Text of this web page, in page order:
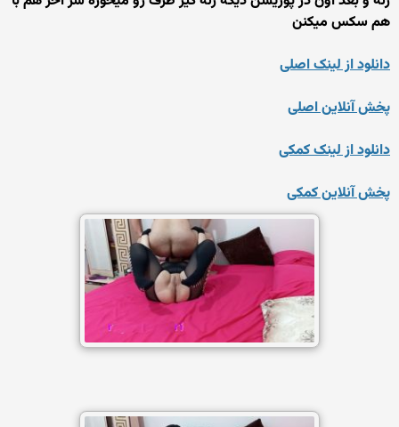
هم سکس میکنن
دانلود از لینک اصلی
پخش آنلاین اصلی
دانلود از لینک کمکی
پخش آنلاین کمکی